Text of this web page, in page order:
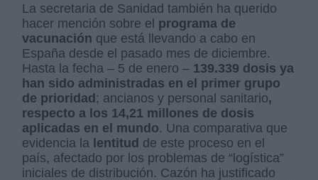
La secretaria de Sanidad también ha querido
hacer mención sobre el programa de
vacunación que está llevando a cabo en
España desde el pasado mes de diciembre.
Hasta la fecha – 5 de enero – 139.339 dosis ya
han sido administradas en el primer grupo
de prioridad; ancianos y personal sanitario,
respecto a los 14,21 millones de dosis
aplicadas en el mundo. Una comparativa que
evidencia la lentitud de este proceso en el
país, afectado por los problemas de “logística”
iniciales de distribución. Cazón ha justificado